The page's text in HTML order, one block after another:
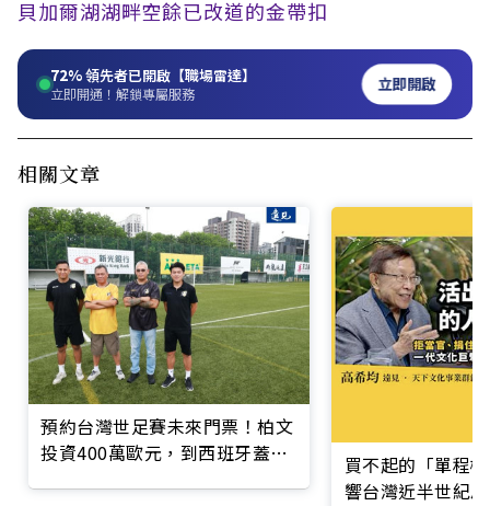
貝加爾湖湖畔空餘已改道的金帶扣
72%領先者已開啟【職場雷達】
立即開通！解鎖專屬服務 立即開啟
相關文章
預約台灣世足賽未來門票！柏文
投資400萬歐元，到西班牙蓋足
買不起的「單程
響台灣近半世紀